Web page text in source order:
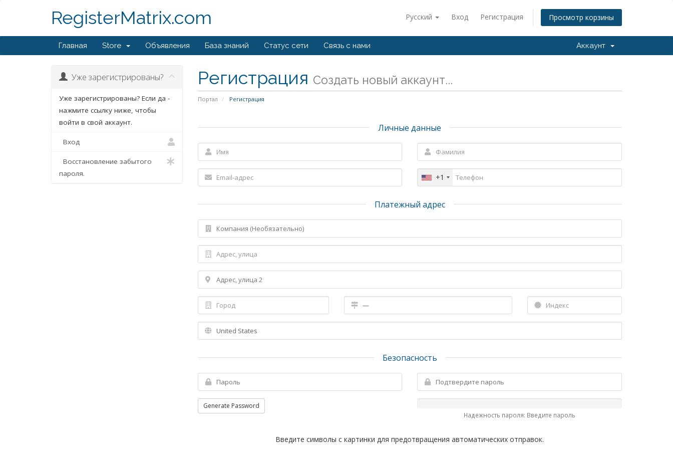
Русский Вход Регистрация Просмотр корзины
RegisterMatrix.com
Главная Store Объявления База знаний Статус сети Связь с нами Аккаунт
Регистрация Создать новый аккаунт...
Портал Регистрация
Уже зарегистрированы?
Уже зарегистрированы? Если да -
нажмите ссылку ниже, чтобы
войти в свой аккаунт.
Вход
Восстановление забытого
пароля.
Личные данные
+1
Платежный адрес
Безопасность
Generate Password
Надежность пароля: Введите пароль
Введите символы с картинки для предотвращения автоматических отправок.